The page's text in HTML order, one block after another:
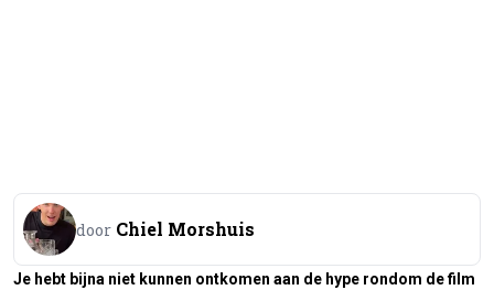
door Chiel Morshuis
Je hebt bijna niet kunnen ontkomen aan de hype rondom de film